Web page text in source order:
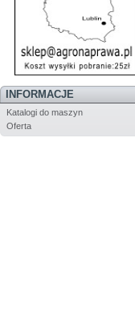
INFORMACJE
Katalogi do maszyn
Oferta